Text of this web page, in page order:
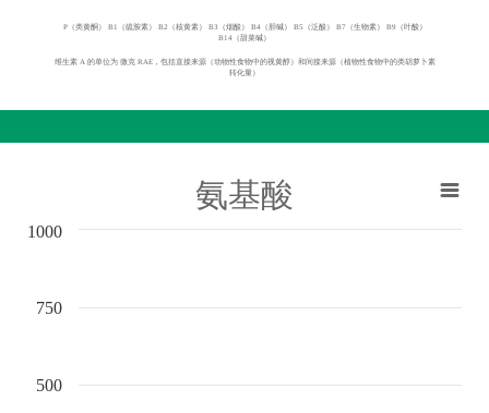
P（类黄酮） B1（硫胺素） B2（核黄素） B3（烟酸） B4（胆碱） B5（泛酸） B7（生物素） B9（叶酸）
B14（甜菜碱）
维生素 A 的单位为 微克 RAE，包括直接来源（动物性食物中的视黄醇）和间接来源（植物性食物中的类胡萝卜素
转化量）
氨基酸
500
750
1000